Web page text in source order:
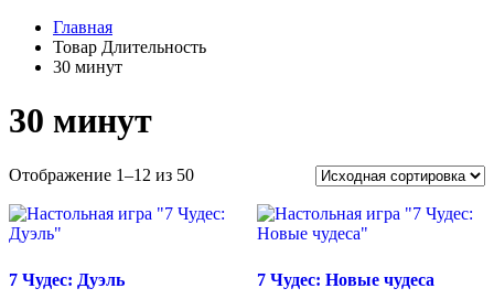
Главная
Товар Длительность
30 минут
30 минут
Отображение 1–12 из 50
7 Чудес: Дуэль 7 Чудес: Новые чудеса